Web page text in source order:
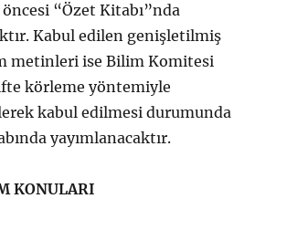
“Özet Kitabı”nda
Kabul edilen genişletilmiş
metinleri ise Bilim Komitesi
körleme yöntemiyle
kabul edilmesi durumunda
yayımlanacaktır.
KONULARI